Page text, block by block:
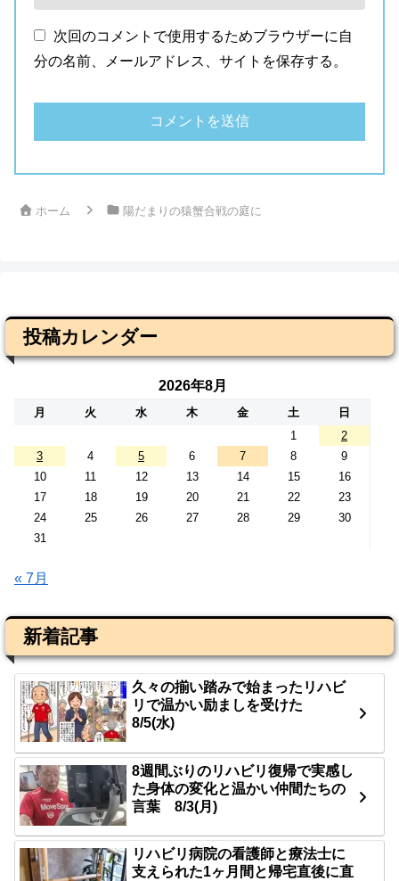
次回のコメントで使用するためブラウザーに自
分の名前、メールアドレス、サイトを保存する。
ホーム 陽だまりの猿蟹合戦の庭に
投稿カレンダー
2026年8月
月 火 水 木 金 土
日
1
2
3
4 5 6 7 8
9
10
11 12 13 14 15
16
17
18 19 20 21 22
23
24
25 26 27 28 29
30
31
« 7月
新着記事
久々の揃い踏みで始まったリハビ
リで温かい励ましを受けた
8/5(水)
8週間ぶりのリハビリ復帰で実感し
た身体の変化と温かい仲間たちの
言葉 8/3(月)
リハビリ病院の看護師と療法士に
支えられた1ヶ月間と帰宅直後に直